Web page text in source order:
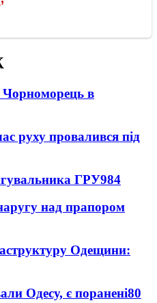
Чорноморець в
руху провалився під
ГРУ984
над прапором
Одещини:
Одесу, є поранені80